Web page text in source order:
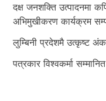
दक्ष जनशक्ति उत्पादनमा
अभिमुखीकरण कार्यक्रम
लुम्बिनी प्रदेशमै उत्कृष्ट
पत्रकार विश्वकर्मा सम्मानित